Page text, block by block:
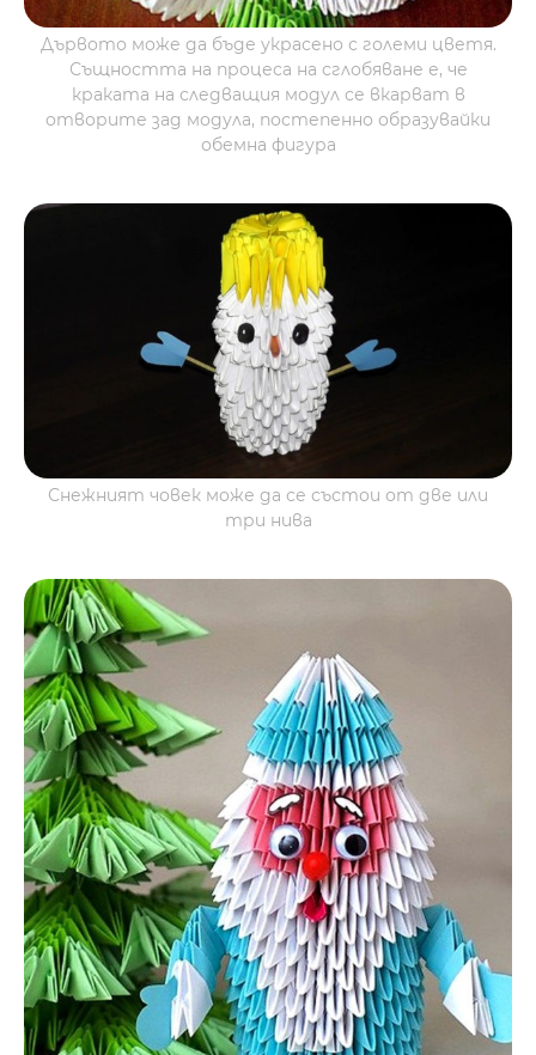
Дървото може да бъде украсено с големи цветя.
Същността на процеса на сглобяване е, че
краката на следващия модул се вкарват в
отворите зад модула, постепенно образувайки
обемна фигура
Снежният човек може да се състои от две или
три нива